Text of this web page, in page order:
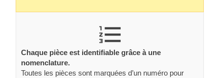
Chaque pièce est identifiable grâce à une
nomenclature.
Toutes les pièces sont marquées d’un numéro pour